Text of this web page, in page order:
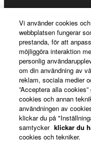
Om Yamaha
Sverige - Swedish
Business
Vi använder cookies
webbplatsen fungerar
prestanda, för att
möjliggöra interaktion
personlig
om din användning av
reklam, sociala medier
”Acceptera alla
cookies och annan
användningen av
klickar du på
samtycker klickar du
cookies och tekniker.